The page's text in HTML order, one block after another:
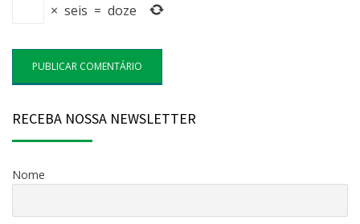
× seis = doze
RECEBA NOSSA NEWSLETTER
Nome